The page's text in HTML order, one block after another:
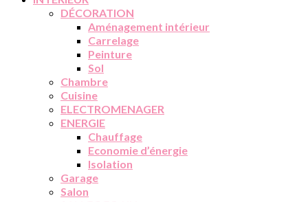
DÉCORATION
Aménagement intérieur
Carrelage
Peinture
Sol
Chambre
Cuisine
ELECTROMENAGER
ENERGIE
Chauffage
Economie d’énergie
Isolation
Garage
Salon